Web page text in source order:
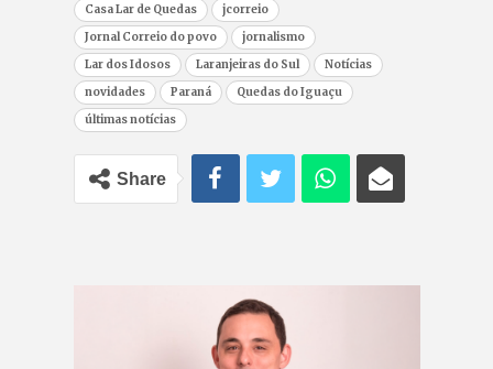
Casa Lar de Quedas
jcorreio
Jornal Correio do povo
jornalismo
Lar dos Idosos
Laranjeiras do Sul
Notícias
novidades
Paraná
Quedas do Iguaçu
últimas notícias
Share